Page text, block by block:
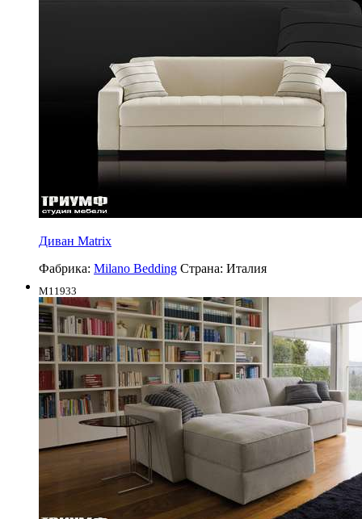
Диван Matrix
Фабрика: Milano Bedding Страна: Италия
M11933